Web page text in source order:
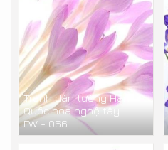
Tranh dán tường Hàn
Quốc hoa nghệ tây
FW - 066